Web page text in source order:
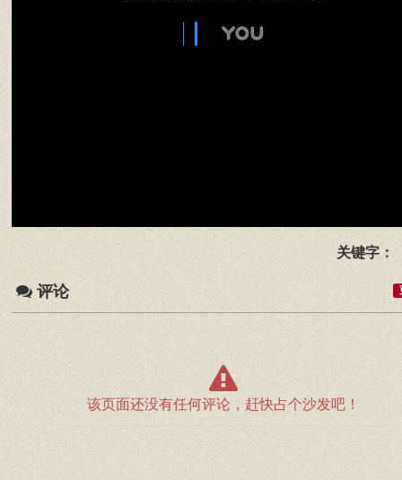
关键字：
评论
该页面还没有任何评论，赶快占个沙发吧！